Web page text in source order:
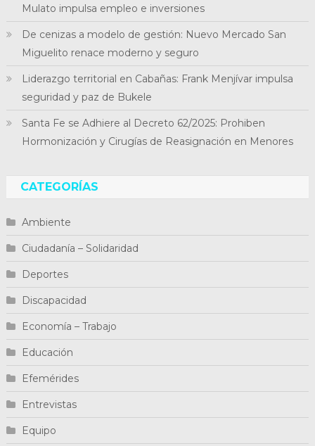
Mulato impulsa empleo e inversiones
De cenizas a modelo de gestión: Nuevo Mercado San
Miguelito renace moderno y seguro
Liderazgo territorial en Cabañas: Frank Menjívar impulsa
seguridad y paz de Bukele
Santa Fe se Adhiere al Decreto 62/2025: Prohiben
Hormonización y Cirugías de Reasignación en Menores
CATEGORÍAS
Ambiente
Ciudadanía – Solidaridad
Deportes
Discapacidad
Economía – Trabajo
Educación
Efemérides
Entrevistas
Equipo